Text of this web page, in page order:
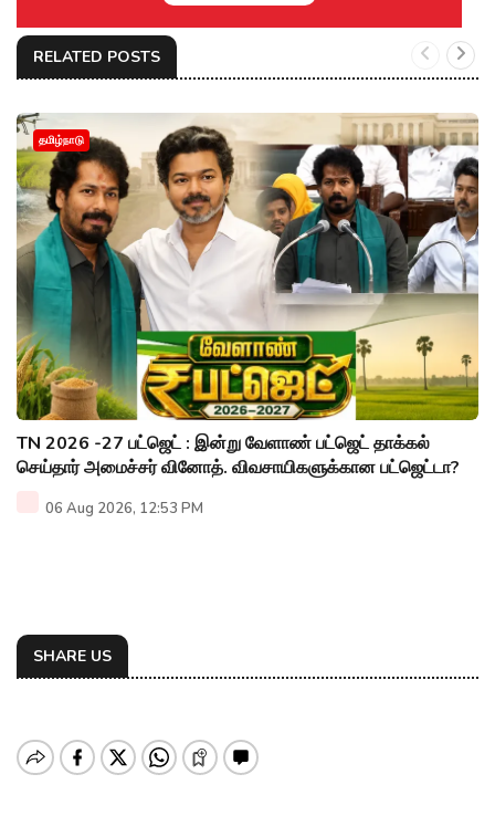
RELATED POSTS
தமிழ்நாடு
TN 2026 -27 பட்ஜெட் : இன்று வேளாண் பட்ஜெட் தாக்கல்
செய்தார் அமைச்சர் வினோத். விவசாயிகளுக்கான பட்ஜெட்டா?
06 Aug 2026, 12:53 PM
SHARE US